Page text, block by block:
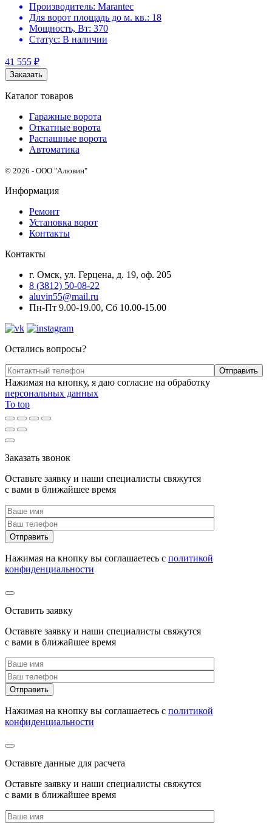
Производитель: Marantec
Для ворот площадь до м. кв.: 18
Мощность, Вт: 370
Статус: В наличии
41 555 ₽
Заказать
Каталог товаров
Гаражные ворота
Откатные ворота
Распашные ворота
Автоматика
© 2026 - ООО "Алювин"
Информация
Ремонт
Установка ворот
Контакты
Контакты
г. Омск, ул. Герцена, д. 19, оф. 205
8 (3812) 50-08-22
aluvin55@mail.ru
Пн-Пт 9.00-19.00, Сб 10.00-15.00
Остались вопросы?
Нажимая на кнопку, я даю согласие на обработку
персональных данных
To top
Заказать звонок
Оставьте заявку и наши специалисты свяжутся
с вами в ближайшее время
Нажимая на кнопку вы соглашаетесь с политикой
конфиденциальности
Оставить заявку
Оставьте заявку и наши специалисты свяжутся
с вами в ближайшее время
Нажимая на кнопку вы соглашаетесь с политикой
конфиденциальности
Оставьте данные для расчета
Оставьте заявку и наши специалисты свяжутся
с вами в ближайшее время